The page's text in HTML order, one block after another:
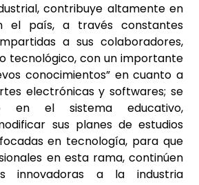
contribuye altamente en
el país, a través constantes
a sus colaboradores,
tecnológico, con un importante
conocimientos” en cuanto a
electrónicas y softwares; se
en el sistema educativo,
sus planes de estudios
en tecnología, para que
en esta rama, continúen
innovadoras a la industria